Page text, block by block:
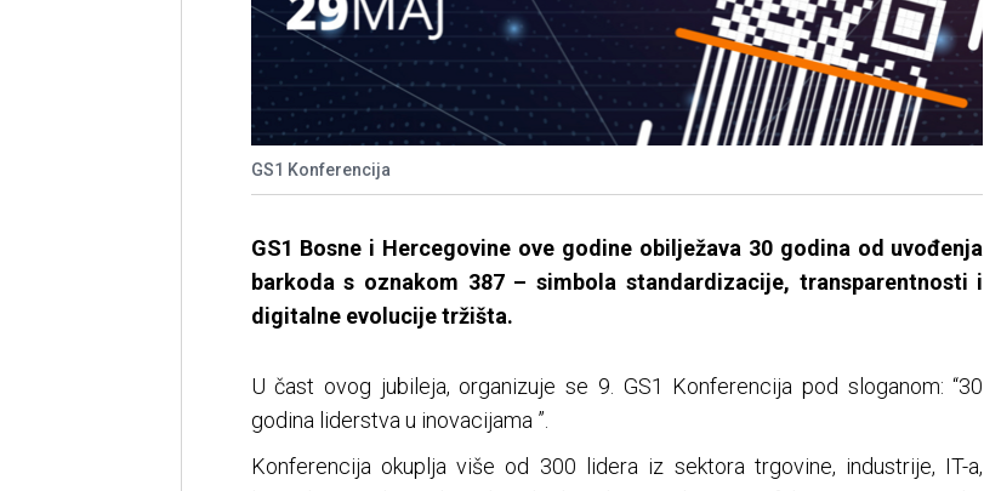
GS1 Konferencija
GS1 Bosne i Hercegovine ove godine obilježava 30 godina od uvođenja
barkoda s oznakom 387 – simbola standardizacije, transparentnosti i
digitalne evolucije tržišta.
U čast ovog jubileja, organizuje se 9. GS1 Konferencija pod sloganom: “30
godina liderstva u inovacijama ”.
Konferencija okuplja više od 300 lidera iz sektora trgovine, industrije, IT-a,